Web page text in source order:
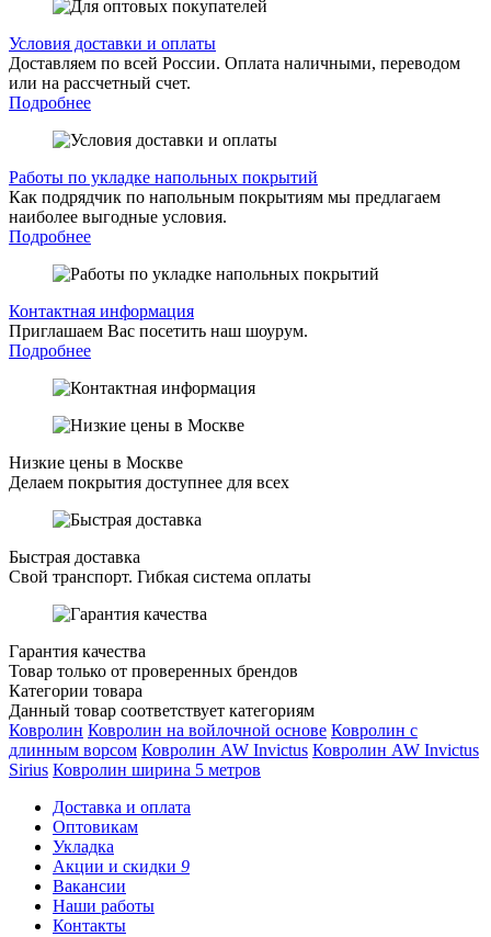
Условия доставки и оплаты
Доставляем по всей России. Оплата наличными, переводом
или на рассчетный счет.
Подробнее
Работы по укладке напольных покрытий
Как подрядчик по напольным покрытиям мы предлагаем
наиболее выгодные условия.
Подробнее
Контактная информация
Приглашаем Вас посетить наш шоурум.
Подробнее
Низкие цены в Москве
Делаем покрытия доступнее для всех
Быстрая доставка
Свой транспорт. Гибкая система оплаты
Гарантия качества
Товар только от проверенных брендов
Категории товара
Данный товар соответствует категориям
Ковролин Ковролин на войлочной основе Ковролин с
длинным ворсом Ковролин AW Invictus Ковролин AW Invictus
Sirius Ковролин ширина 5 метров
Доставка и оплата
Оптовикам
Укладка
Акции и скидки 9
Вакансии
Наши работы
Контакты